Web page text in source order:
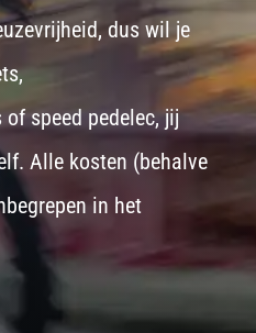
dus wil je
of speed pedelec, jij
Alle kosten (behalve
in het